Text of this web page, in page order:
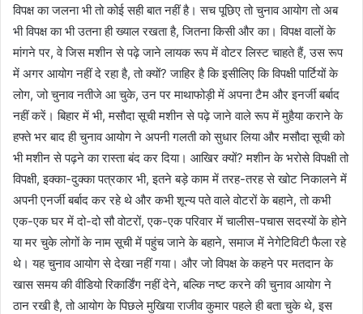
विपक्ष का जलना भी तो कोई सही बात नहीं है। सच पूछिए तो चुनाव आयोग तो अब
भी विपक्ष का भी उतना ही ख्याल रखता है, जितना किसी और का। विपक्ष वालों के
मांगने पर, वे जिस मशीन से पढ़े जाने लायक रूप में वोटर लिस्ट चाहते हैं, उस रूप
में अगर आयोग नहीं दे रहा है, तो क्यों? जाहिर है कि इसीलिए कि विपक्षी पार्टियों के
लोग, जो चुनाव नतीजे आ चुके, उन पर माथाफोड़ी में अपना टैम और इनर्जी बर्बाद
नहीं करें। बिहार में भी, मसौदा सूची मशीन से पढ़े जाने वाले रूप में मुहैया कराने के
हफ्ते भर बाद ही चुनाव आयोग ने अपनी गलती को सुधार लिया और मसौदा सूची को
भी मशीन से पढ़ने का रास्ता बंद कर दिया। आखिर क्यों? मशीन के भरोसे विपक्षी तो
विपक्षी, इक्का-दुक्का पत्रकार भी, इतने बड़े काम में तरह-तरह से खोट निकालने में
अपनी एनर्जी बर्बाद कर रहे थे और कभी शून्य पते वाले वोटरों के बहाने, तो कभी
एक-एक घर में दो-दो सौ वोटरों, एक-एक परिवार में चालीस-पचास सदस्यों के होने
या मर चुके लोगों के नाम सूची में पहुंच जाने के बहाने, समाज में नेगेटिविटी फैला रहे
थे। यह चुनाव आयोग से देखा नहीं गया। और जो विपक्ष के कहने पर मतदान के
खास समय की वीडियो रिकार्डिंग नहीं देने, बल्कि नष्ट करने की चुनाव आयोग ने
ठान रखी है, तो आयोग के पिछले मुखिया राजीव कुमार पहले ही बता चुके थे, इस